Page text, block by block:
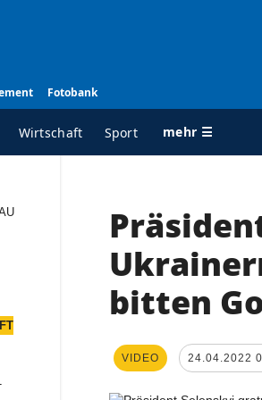
Fotobank
Wirtschaft Sport mehr ☰
ALLE RUBRIKEN
Wiederaufbau der
Politik
Militär
bitten
VIDEO 24.04.2022